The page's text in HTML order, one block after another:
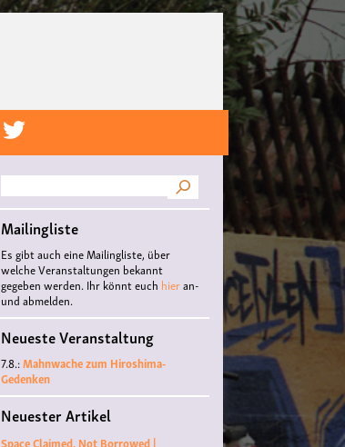
Suche
Mailingliste
Es gibt auch eine Mailingliste, über
welche Veranstaltungen bekannt
gegeben werden. Ihr könnt euch hieran-
und abmelden.
Neueste Veranstaltung
7.8.:Mahnwache zum Hiroshima-
Gedenken
Neuester Artikel
Space Claimed, Not Borrowed |